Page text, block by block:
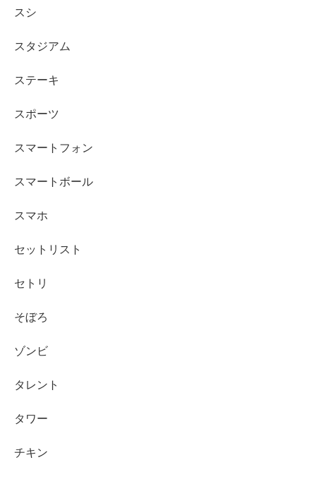
スシ
スタジアム
ステーキ
スポーツ
スマートフォン
スマートボール
スマホ
セットリスト
セトリ
そぼろ
ゾンビ
タレント
タワー
チキン